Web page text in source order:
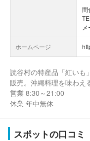
問
ホームページ
読谷村の特産品「紅いも
販売。沖縄料理を味わえ
営業 8:30～21:00
休業 年中無休
スポットの口コミ